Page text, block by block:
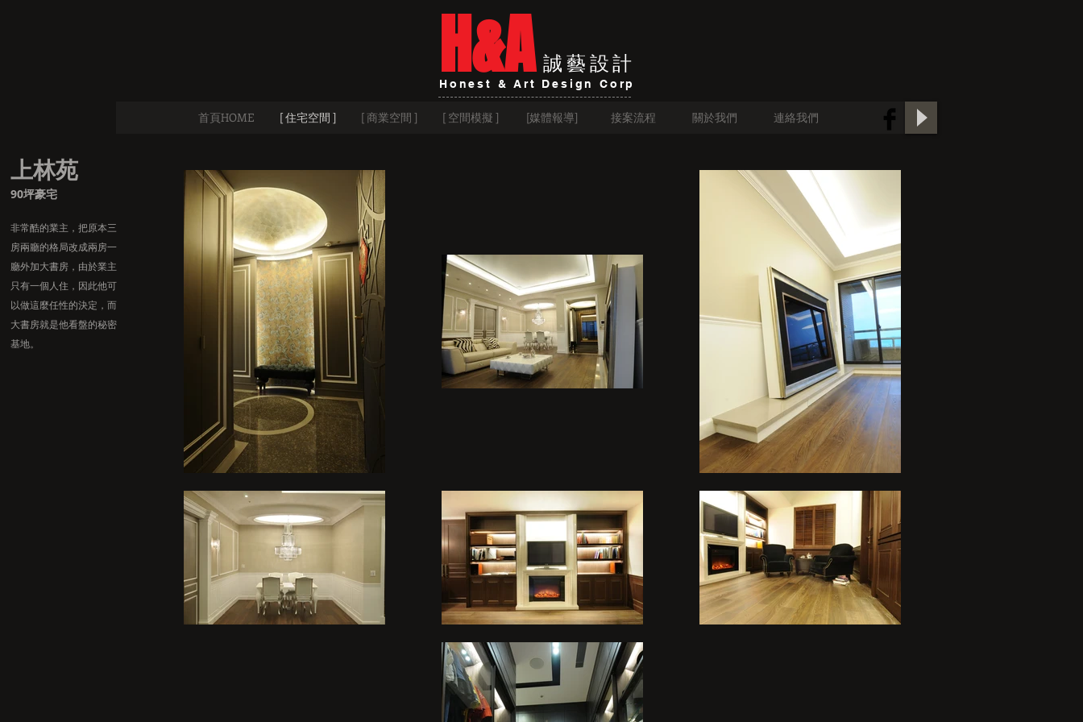
誠藝設計
Honest & Art Design Corp
H&A
首頁HOME [ 住宅空間 ] [ 商業空間 ] [ 空間模擬 ] [媒體報導] 接案流程 關於我們 連絡我們
上林苑
90坪豪宅
非常酷的業主，把原本三
房兩廳的格局改成兩房一
廳外加大書房，由於業主
只有一個人住，因此他可
以做這麼任性的決定，而
大書房就是他看盤的秘密
基地。